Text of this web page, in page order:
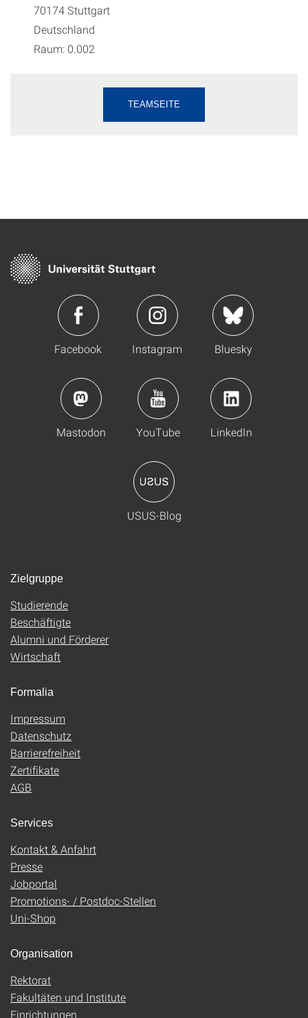
70174Stuttgart
Deutschland
Raum: 0.002
TEAMSEITE
Facebook Instagram Bluesky
Mastodon YouTube LinkedIn
USUS-Blog
Zielgruppe
Studierende
Beschäftigte
Alumni und Förderer
Wirtschaft
Formalia
Impressum
Datenschutz
Barrierefreiheit
Zertifikate
AGB
Services
Kontakt & Anfahrt
Presse
Jobportal
Promotions- / Postdoc-Stellen
Uni-Shop
Organisation
Rektorat
Fakultäten und Institute
Einrichtungen